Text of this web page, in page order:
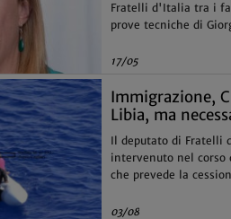
Fratelli d'Italia tra i
prove tecniche di
17/05
Immigrazione,
Libia, ma
Il deputato di Fratelli
intervenuto nel corso
che prevede la
03/08